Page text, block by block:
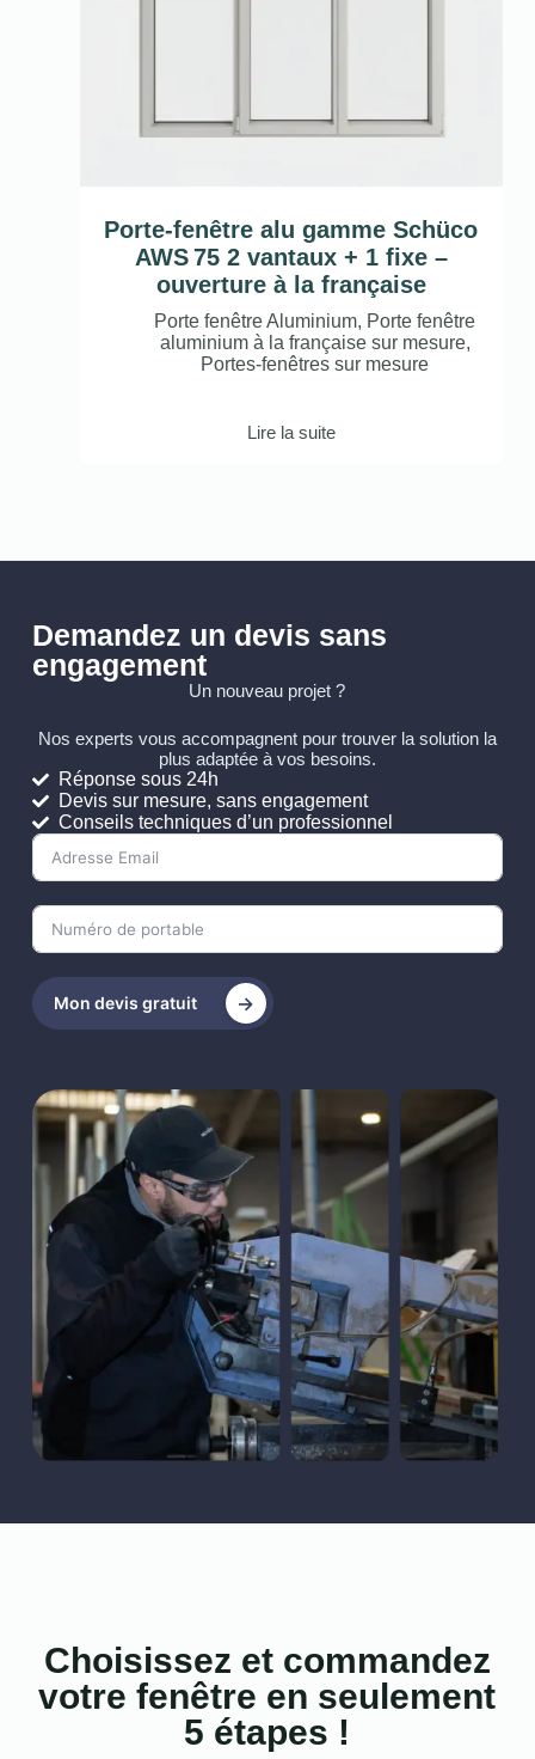
Porte-fenêtre alu gamme Schüco
AWS 75 2 vantaux + 1 fixe –
ouverture à la française
Porte fenêtre Aluminium, Porte fenêtre
aluminium à la française sur mesure,
Portes-fenêtres sur mesure
Lire la suite
Demandez un devis sans
engagement
Un nouveau projet ?
Nos experts vous accompagnent pour trouver la solution la
plus adaptée à vos besoins.
Réponse sous 24h
Devis sur mesure, sans engagement
Conseils techniques d’un professionnel
Mon devis gratuit
Choisissez et commandez
votre fenêtre en seulement
5 étapes !